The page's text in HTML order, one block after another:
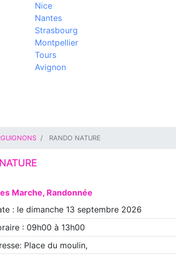
Nice
Nantes
Strasbourg
Montpellier
Tours
Avignon
RANDO NATURE
Marche, Randonnée
: le dimanche 13 septembre 2026
: 09h00 à 13h00
Place du moulin,